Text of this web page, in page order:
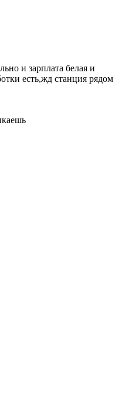
и зарплата белая и
есть,жд станция рядом